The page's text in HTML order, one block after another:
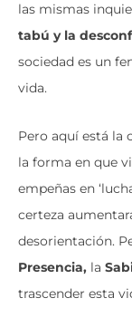
las mismas
tabú y la
sociedad es un
vida.
Pero aquí está la
la forma en que
empeñas en
certeza
desorientación.
Presencia, la
trascender esta